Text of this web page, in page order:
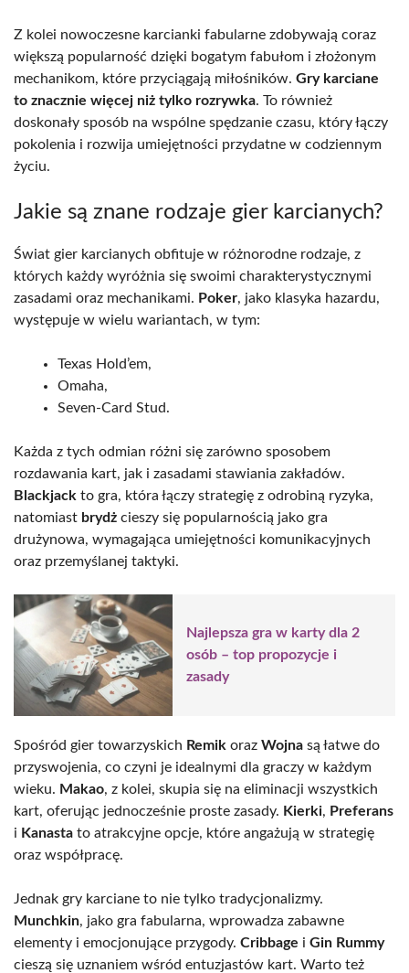
Z kolei nowoczesne karcianki fabularne zdobywają coraz
większą popularność dzięki bogatym fabułom i złożonym
mechanikom, które przyciągają miłośników. Gry karciane
to znacznie więcej niż tylko rozrywka. To również
doskonały sposób na wspólne spędzanie czasu, który łączy
pokolenia i rozwija umiejętności przydatne w codziennym
życiu.
Jakie są znane rodzaje gier karcianych?
Świat gier karcianych obfituje w różnorodne rodzaje, z
których każdy wyróżnia się swoimi charakterystycznymi
zasadami oraz mechanikami. Poker, jako klasyka hazardu,
występuje w wielu wariantach, w tym:
Texas Hold’em,
Omaha,
Seven-Card Stud.
Każda z tych odmian różni się zarówno sposobem
rozdawania kart, jak i zasadami stawiania zakładów.
Blackjack to gra, która łączy strategię z odrobiną ryzyka,
natomiast brydż cieszy się popularnością jako gra
drużynowa, wymagająca umiejętności komunikacyjnych
oraz przemyślanej taktyki.
Najlepsza gra w karty dla 2
osób – top propozycje i
zasady
Spośród gier towarzyskich Remik oraz Wojna są łatwe do
przyswojenia, co czyni je idealnymi dla graczy w każdym
wieku. Makao, z kolei, skupia się na eliminacji wszystkich
kart, oferując jednocześnie proste zasady. Kierki, Preferans
i Kanasta to atrakcyjne opcje, które angażują w strategię
oraz współpracę.
Jednak gry karciane to nie tylko tradycjonalizmy.
Munchkin, jako gra fabularna, wprowadza zabawne
elementy i emocjonujące przygody. Cribbage i Gin Rummy
cieszą się uznaniem wśród entuzjastów kart. Warto też